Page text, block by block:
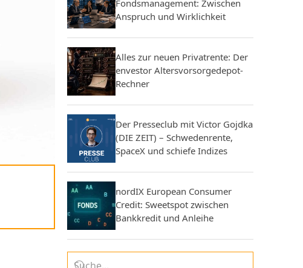
Fondsmanagement: Zwischen
Anspruch und Wirklichkeit
Alles zur neuen Privatrente: Der
envestor Altersvorsorgedepot-
Rechner
Der Presseclub mit Victor Gojdka
(DIE ZEIT) – Schwedenrente,
SpaceX und schiefe Indizes
nordIX European Consumer
Credit: Sweetspot zwischen
Bankkredit und Anleihe